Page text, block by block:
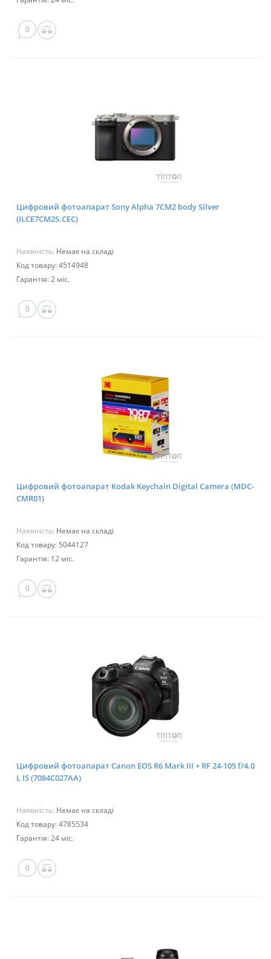
0
Цифровий фотоапарат Sony Alpha 7CM2 body Silver
(ILCE7CM2S.CEC)
Наявність: Немає на складі
Код товару: 4514948
Гарантія: 2 міс.
0
Цифровий фотоапарат Kodak Keychain Digital Camera (MDC-
CMR01)
Наявність: Немає на складі
Код товару: 5044127
Гарантія: 12 міс.
0
Цифровий фотоапарат Canon EOS R6 Mark III + RF 24-105 f/4.0
L IS (7084C027AA)
Наявність: Немає на складі
Код товару: 4785534
Гарантія: 24 міс.
0